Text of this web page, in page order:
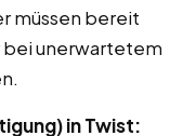
müssen bereit
bei unerwartetem
in Twist: